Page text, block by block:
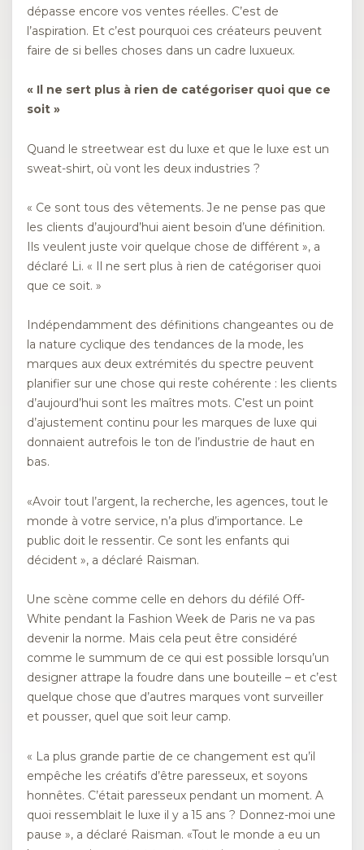
dépasse encore vos ventes réelles. C’est de
l’aspiration. Et c’est pourquoi ces créateurs peuvent
faire de si belles choses dans un cadre luxueux.
« Il ne sert plus à rien de catégoriser quoi que ce
soit »
Quand le streetwear est du luxe et que le luxe est un
sweat-shirt, où vont les deux industries ?
« Ce sont tous des vêtements. Je ne pense pas que
les clients d’aujourd’hui aient besoin d’une définition.
Ils veulent juste voir quelque chose de différent », a
déclaré Li. « Il ne sert plus à rien de catégoriser quoi
que ce soit. »
Indépendamment des définitions changeantes ou de
la nature cyclique des tendances de la mode, les
marques aux deux extrémités du spectre peuvent
planifier sur une chose qui reste cohérente : les clients
d’aujourd’hui sont les maîtres mots. C’est un point
d’ajustement continu pour les marques de luxe qui
donnaient autrefois le ton de l’industrie de haut en
bas.
«Avoir tout l’argent, la recherche, les agences, tout le
monde à votre service, n’a plus d’importance. Le
public doit le ressentir. Ce sont les enfants qui
décident », a déclaré Raisman.
Une scène comme celle en dehors du défilé Off-
White pendant la Fashion Week de Paris ne va pas
devenir la norme. Mais cela peut être considéré
comme le summum de ce qui est possible lorsqu’un
designer attrape la foudre dans une bouteille – et c’est
quelque chose que d’autres marques vont surveiller
et pousser, quel que soit leur camp.
« La plus grande partie de ce changement est qu’il
empêche les créatifs d’être paresseux, et soyons
honnêtes. C’était paresseux pendant un moment. A
quoi ressemblait le luxe il y a 15 ans ? Donnez-moi une
pause », a déclaré Raisman. «Tout le monde a eu un